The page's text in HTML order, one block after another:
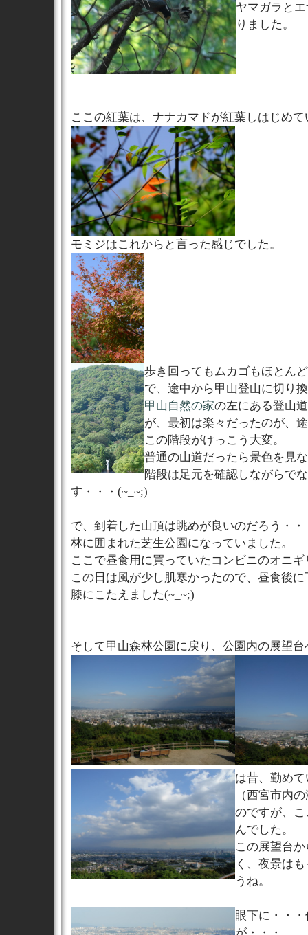
ヤマガラと
りました。
ここの紅葉は、ナナカマドが紅葉しはじめ
モミジはこれからと言った感じでした。
歩き回ってもムカゴもほとん
で、途中から甲山登山に切り
甲山自然の家の左にある登山
が、最初は楽々だったのが、
この階段がけっこう大変。
普通の山道だったら景色を見
階段は足元を確認しながらで
す・・・(~_~;)
で、到着した山頂は眺めが良いのだろう・
林に囲まれた芝生公園になっていました。
ここで昼食用に買っていたコンビニのオニ
この日は風が少し肌寒かったので、昼食後
膝にこたえました(~_~;)
そして甲山森林公園に戻り、公園内の展望台
は昔、勤め
（西宮市内
のですが、
んでした。
この展望台
く、夜景は
うね。
眼下に・・